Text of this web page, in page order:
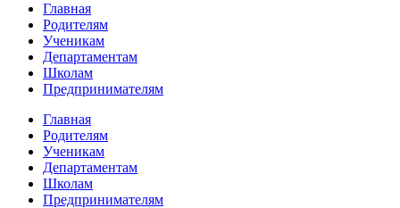
Главная
Родителям
Ученикам
Департаментам
Школам
Предпринимателям
Главная
Родителям
Ученикам
Департаментам
Школам
Предпринимателям